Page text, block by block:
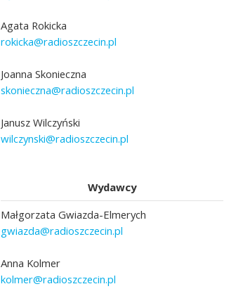
Agata Rokicka
rokicka@radioszczecin.pl
Joanna Skonieczna
skonieczna@radioszczecin.pl
Janusz Wilczyński
wilczynski@radioszczecin.pl
Wydawcy
Małgorzata Gwiazda-Elmerych
gwiazda@radioszczecin.pl
Anna Kolmer
kolmer@radioszczecin.pl